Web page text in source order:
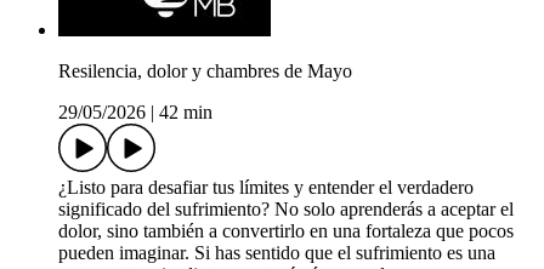
Resilencia, dolor y chambres de Mayo
29/05/2026
42 min
¿Listo para desafiar tus límites y entender el verdadero
significado del sufrimiento? No solo aprenderás a aceptar el
dolor, sino también a convertirlo en una fortaleza que pocos
pueden imaginar. Si has sentido que el sufrimiento es una